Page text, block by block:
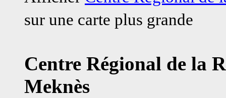
sur une carte plus grande
Centre Régional de la
Meknès